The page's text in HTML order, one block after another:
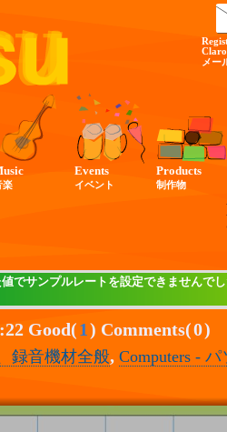
メー
楽
Events
イベント
Products
制作物
でサンプルレートを設定できませんで
Good(1 ) Comments(0)
録音機材全般, Computers -